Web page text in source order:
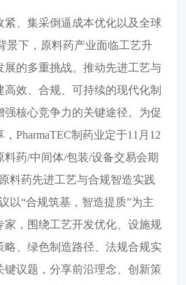
紧、集采倒逼成本优化以及全球
景下，原料药产业面临工艺升
展的多重挑战。推动先进工艺与
效、合规、可持续的现代化制
核心竞争力的关键途径。为促
PharmaTEC制药业定于11月12
料药/中间体/包装/设备交易会期
料药先进工艺与合规智造实践
以“合规筑基，智造提质”为主
家，围绕工艺开发优化、设施规
略、绿色制造路径、法规合规实
键议题，分享前沿理念、创新策